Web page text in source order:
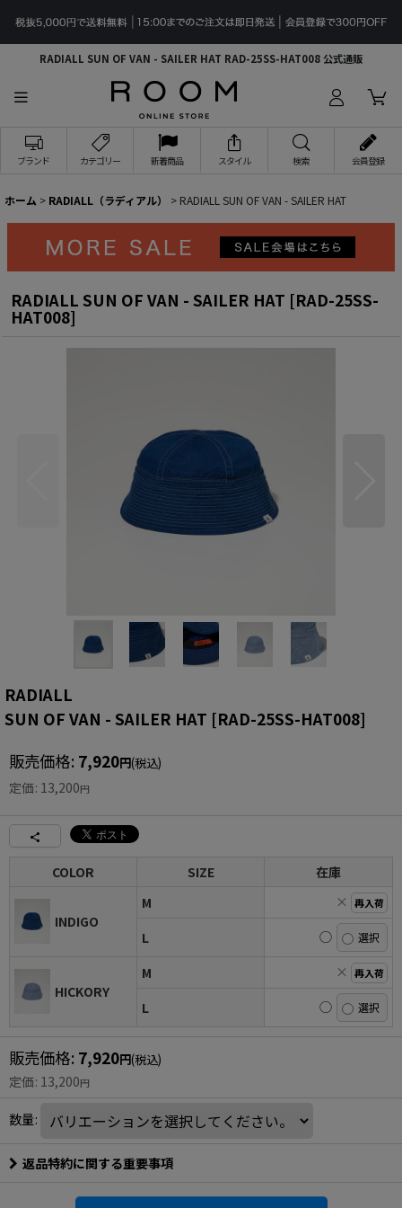
RADIALL SUN OF VAN - SAILER HAT RAD-25SS-HAT008 公式通販
ブランド カテゴリー 新着商品 スタイル 検索 会員登録
ホーム > RADIALL（ラディアル） > RADIALL SUN OF VAN - SAILER HAT
RADIALL SUN OF VAN - SAILER HAT [RAD-25SS-
HAT008]
RADIALL
SUN OF VAN - SAILER HAT [RAD-25SS-HAT008]
販売価格: 7,920円(税込)
定価: 13,200円
COLOR SIZE 在庫
INDIGO
M × 再入荷
L ◯
HICKORY
M × 再入荷
L ◯
販売価格: 7,920円(税込)
定価: 13,200円
数量:
返品特約に関する重要事項